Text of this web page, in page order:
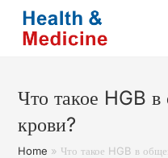
Перейти
содержимому
Что такое HGB
крови?
Home » Что такое HGB в